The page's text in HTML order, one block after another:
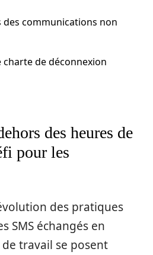
des communications non
charte de déconnexion
des heures de
pour les
des pratiques
SMS échangés en
travail se posent